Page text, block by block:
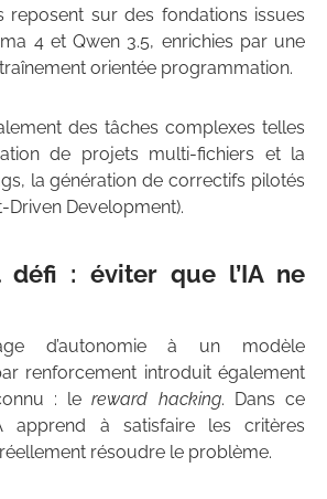
reposent sur des fondations issues
4 et Qwen 3.5, enrichies par une
orientée programmation.
des tâches complexes telles
de projets multi-fichiers et la
la génération de correctifs pilotés
Driven Development).
défi : éviter que l’IA ne
d’autonomie à un modèle
renforcement introduit également
: lereward hacking. Dans ce
apprend à satisfaire les critères
résoudre le problème.